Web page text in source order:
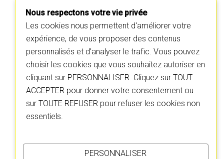
coordination
MARYSE CAMPENS
Nous respectons votre vie privée
Les cookies nous permettent d'améliorer votre
expérience, de vous proposer des contenus
personnalisés et d'analyser le trafic. Vous pouvez
choisir les cookies que vous souhaitez autoriser en
cliquant sur PERSONNALISER. Cliquez sur TOUT
ACCEPTER pour donner votre consentement ou
sur TOUTE REFUSER pour refuser les cookies non
essentiels.
PERSONNALISER